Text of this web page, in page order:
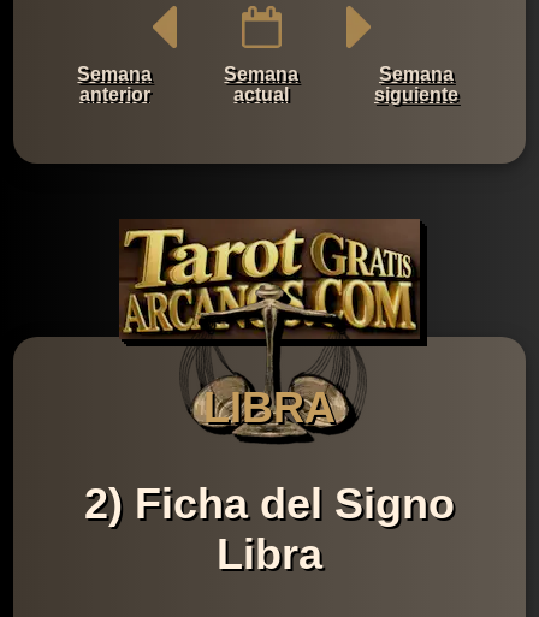
Semana
anterior
Semana
actual
Semana
siguiente
LIBRA
2) Ficha del Signo
Libra